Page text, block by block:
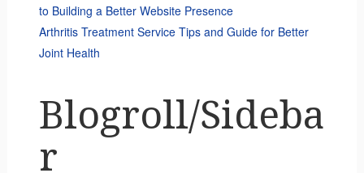
to Building a Better Website Presence
Arthritis Treatment Service Tips and Guide for Better
Joint Health
Blogroll/Sideba
r